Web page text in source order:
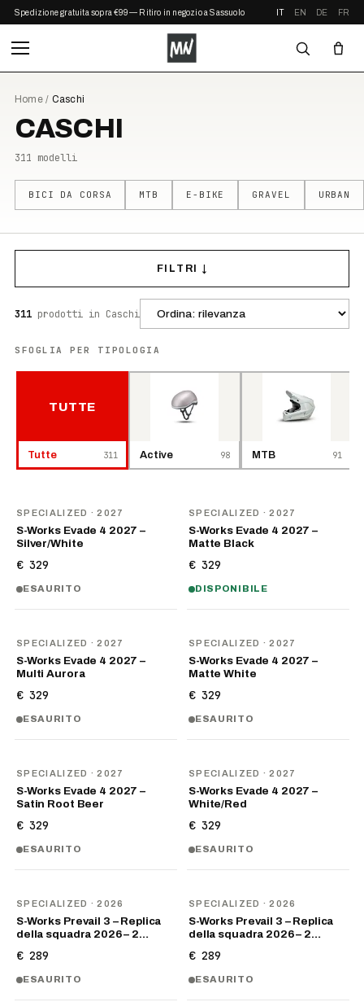
Spedizione gratuita sopra €99 — Ritiro in negozio a Sassuolo IT EN DE FR
Home/ Caschi
CASCHI
311 modelli
BICI DA CORSA MTB E-BIKE GRAVEL URBAN
FILTRI ↓
311 prodotti in Caschi
SFOGLIA PER TIPOLOGIA
TUTTE
Tutte 311 Active 98 MTB 91
SPECIALIZED · 2027
S-Works Evade 4 2027 –
Silver/White
€ 329
ESAURITO
SPECIALIZED · 2027
S-Works Evade 4 2027 –
Matte Black
€ 329
DISPONIBILE
SPECIALIZED · 2027
S-Works Evade 4 2027 –
Multi Aurora
€ 329
ESAURITO
SPECIALIZED · 2027
S-Works Evade 4 2027 –
Matte White
€ 329
ESAURITO
SPECIALIZED · 2027
S-Works Evade 4 2027 –
Satin Root Beer
€ 329
ESAURITO
SPECIALIZED · 2027
S-Works Evade 4 2027 –
White/Red
€ 329
ESAURITO
SPECIALIZED · 2026
S-Works Prevail 3 – Replica
della squadra 2026 – 2…
€ 289
ESAURITO
SPECIALIZED · 2026
S-Works Prevail 3 – Replica
della squadra 2026 – 2…
€ 289
ESAURITO